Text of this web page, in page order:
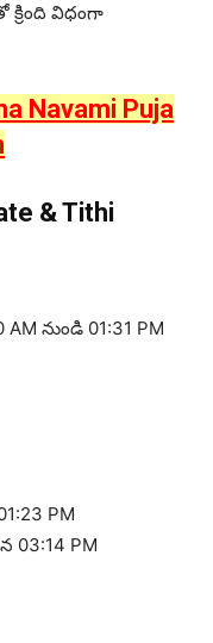
విధంగా
Navami Puja
& Tithi
AM నుండి 01:31 PM
PM
03:14 PM